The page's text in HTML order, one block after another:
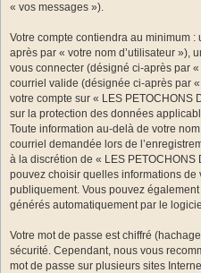
« vos messages »).
Votre compte contiendra au minimum
après par « votre nom d’utilisateur »),
vous connecter (désigné ci-après par
courriel valide (désignée ci-après par
votre compte sur « LES PETOCHONS
sur la protection des données
Toute information au-delà de votre
courriel demandée lors de
à la discrétion de « LES
pouvez choisir quelles informations de
publiquement. Vous pouvez
générés automatiquement par le
Votre mot de passe est chiffré
sécurité. Cependant, nous vous
mot de passe sur plusieurs sites